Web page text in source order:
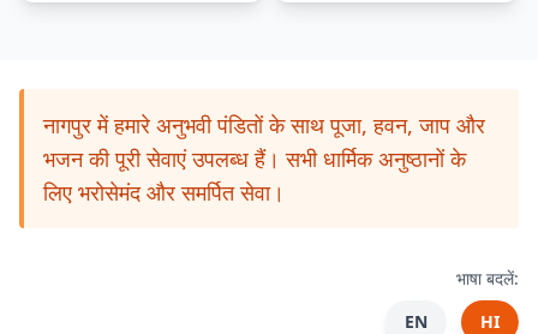
नागपुर में हमारे अनुभवी पंडितों के साथ पूजा, हवन, जाप और
भजन की पूरी सेवाएं उपलब्ध हैं। सभी धार्मिक अनुष्ठानों के
लिए भरोसेमंद और समर्पित सेवा।
भाषा बदलें:
EN
HI